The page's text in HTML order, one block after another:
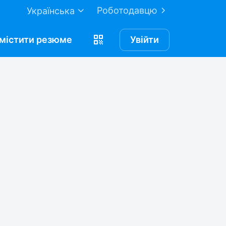
Роботодавцю
Українська
резюме Увійти